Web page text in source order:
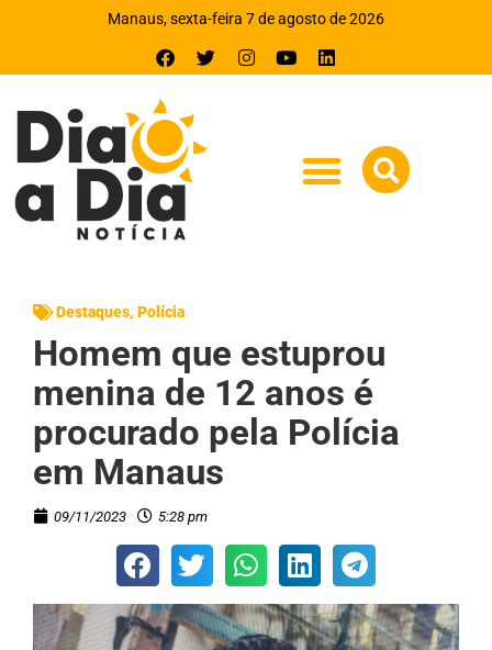
Manaus, sexta-feira 7 de agosto de 2026
Destaques, Polícia
Homem que estuprou
menina de 12 anos é
procurado pela Polícia
em Manaus
09/11/2023 5:28 pm